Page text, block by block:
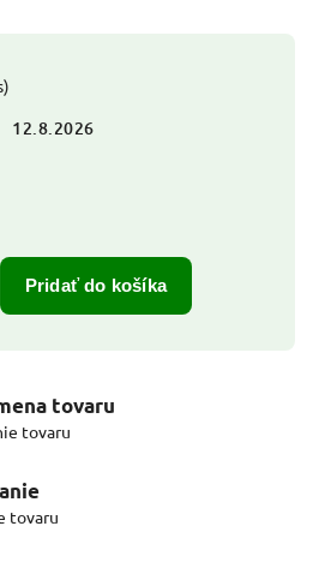
Pridať do košíka
12.8.2026
tovaru
tovaru
tovaru